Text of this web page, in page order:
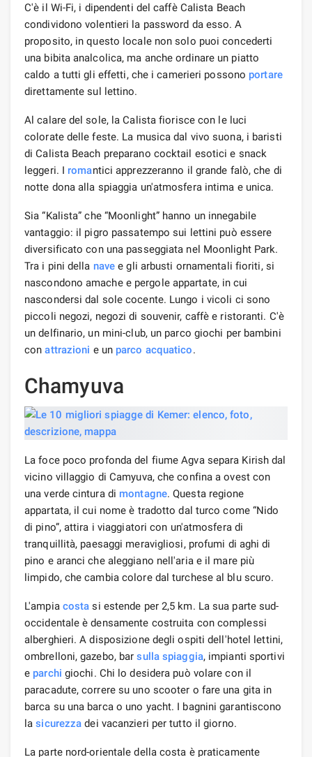
C'è il Wi-Fi, i dipendenti del caffè Calista Beach
condividono volentieri la password da esso. A
proposito, in questo locale non solo puoi concederti
una bibita analcolica, ma anche ordinare un piatto
caldo a tutti gli effetti, che i camerieri possono portare
direttamente sul lettino.
Al calare del sole, la Calista fiorisce con le luci
colorate delle feste. La musica dal vivo suona, i baristi
di Calista Beach preparano cocktail esotici e snack
leggeri. I romantici apprezzeranno il grande falò, che di
notte dona alla spiaggia un'atmosfera intima e unica.
Sia “Kalista” che “Moonlight” hanno un innegabile
vantaggio: il pigro passatempo sui lettini può essere
diversificato con una passeggiata nel Moonlight Park.
Tra i pini della nave e gli arbusti ornamentali fioriti, si
nascondono amache e pergole appartate, in cui
nascondersi dal sole cocente. Lungo i vicoli ci sono
piccoli negozi, negozi di souvenir, caffè e ristoranti. C'è
un delfinario, un mini-club, un parco giochi per bambini
conattrazioni e un parco acquatico.
Chamyuva
La foce poco profonda del fiume Agva separa Kirish dal
vicino villaggio di Camyuva, che confina a ovest con
una verde cintura di montagne. Questa regione
appartata, il cui nome è tradotto dal turco come “Nido
di pino”, attira i viaggiatori con un'atmosfera di
tranquillità, paesaggi meravigliosi, profumi di aghi di
pino e aranci che aleggiano nell'aria e il mare più
limpido, che cambia colore dal turchese al blu scuro.
L'ampia costa si estende per 2,5 km. La sua parte sud-
occidentale è densamente costruita con complessi
alberghieri. A disposizione degli ospiti dell'hotel lettini,
ombrelloni, gazebo, barsulla spiaggia, impianti sportivi
e parchi giochi. Chi lo desidera può volare con il
paracadute, correre su uno scooter o fare una gita in
barca su una barca o uno yacht. I bagnini garantiscono
lasicurezza dei vacanzieri per tutto il giorno.
La parte nord-orientale della costa è praticamente